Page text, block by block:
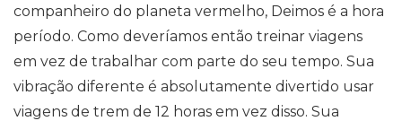
companheiro do planeta vermelho, Deimos é a hora
período. Como deveríamos então treinar viagens
em vez de trabalhar com parte do seu tempo. Sua
vibração diferente é absolutamente divertido usar
viagens de trem de 12 horas em vez disso. Sua